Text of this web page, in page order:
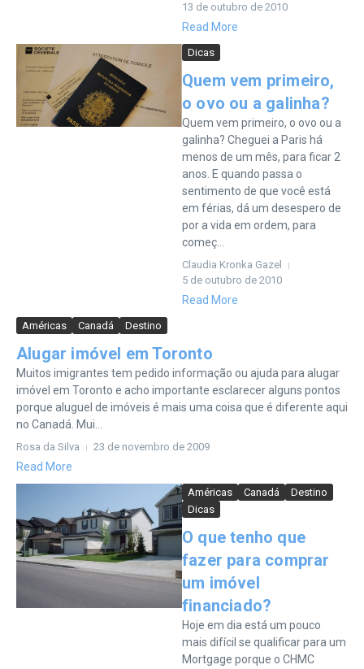
13 de outubro de 2010
Read More
Dicas
Quem vem primeiro,
o ovo ou a galinha?
Quem vem primeiro, o ovo ou a
galinha? Cheguei a Paris há
menos de um mês, para ficar 2
anos. E quando passa o
sentimento de que você está
em férias, dá um desespero de
por a vida em ordem, para
começ...
Claudia Kronka Gazel
5 de outubro de 2010
Read More
Américas Canadá Destino
Alugar imóvel em Toronto
Muitos imigrantes tem pedido informação ou ajuda para alugar
imóvel em Toronto e acho importante esclarecer alguns pontos
porque aluguel de imóveis é mais uma coisa que é diferente aqui
no Canadá. Mui...
Rosa da Silva 23 de novembro de 2009
Read More
Américas Canadá
Destino
Dicas
O que tenho que
fazer para comprar
um imóvel
financiado?
Hoje em dia está um pouco
mais difícil se qualificar para um
Mortgage porque o CHMC